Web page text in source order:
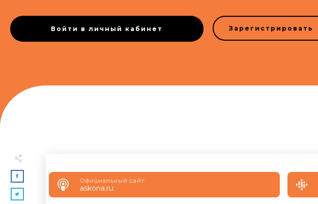
Войти в личный кабинет Зарегистрировать
Официальный сайт:
askona.ru